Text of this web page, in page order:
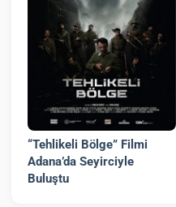
“Tehlikeli Bölge” Filmi
Adana’da Seyirciyle
Buluştu